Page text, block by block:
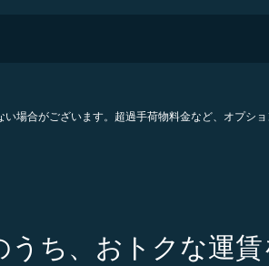
場合がございます。超過手荷物料金など、オプシ
ち、おトクな運賃